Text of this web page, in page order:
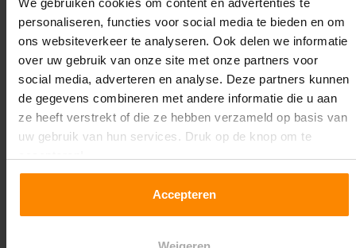
We gebruiken cookies om content en advertenties te
personaliseren, functies voor social media te bieden en om
ons websiteverkeer te analyseren. Ook delen we informatie
over uw gebruik van onze site met onze partners voor
social media, adverteren en analyse. Deze partners kunnen
de gegevens combineren met andere informatie die u aan
ze heeft verstrekt of die ze hebben verzameld op basis van
uw gebruik van hun services. Druk op de knop om te
Accepteren